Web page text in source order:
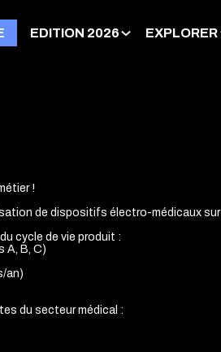
EDITION 2026 EXPLORER
!
de dispositifs électro-médicaux sur
cycle de vie produit :
A, B, C)
an)
du secteur médical :